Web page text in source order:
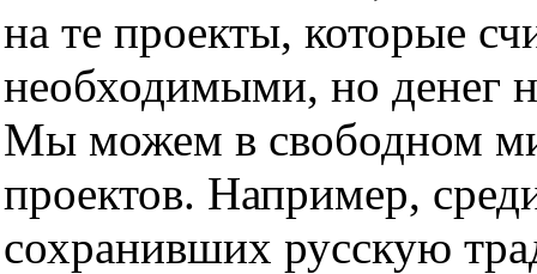
на те проекты, которые
необходимыми, но денег
Мы можем в свободном
проектов. Например,
сохранивших русскую